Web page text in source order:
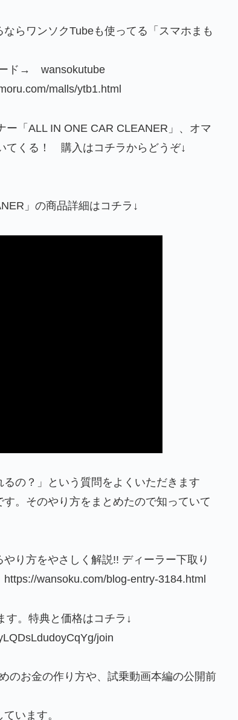
らワンソクTubeも使ってる「スマホまも
ード→ wansokutube
malls/ytb1.html
「ALL IN ONE CAR CLEANER」、オマ
てくる！ 購入はコチラからどうぞ↓
」の商品詳細はコチラ↓
るの？」という質問をよくいただきます
。そのやり方をまとめたので知っていて
り方をやさしく解説!! ディーラー下取り
wansoku.com/blog-entry-3184.html
す。特典と価格はコチラ↓
join
のお金の作り方や、試乗動画本編の公開前
います。